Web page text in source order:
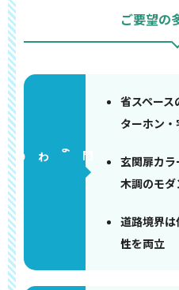
ご要望の
門まわり
省スペース
ターホン・
玄関扉カ
木調のモダ
道路境界
性を両立